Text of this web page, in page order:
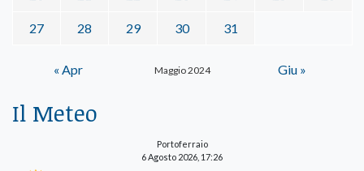
Maggio 2024
27 28 29 30 31
« Apr Giu »
Il Meteo
Portoferraio
6 Agosto 2026, 17:26